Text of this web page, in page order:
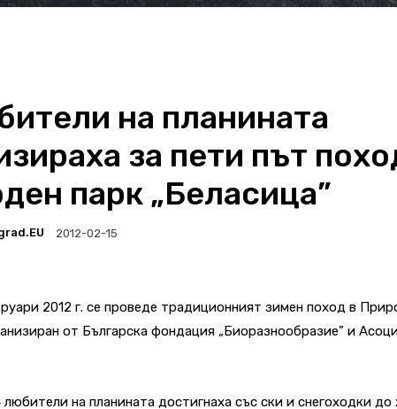
на планината
за пети път
парк „Беласица”
2012-02-15
2012 г. се проведе традиционният зимен поход в
от Българска фондация „Биоразнообразие” и
на планината достигнаха със ски и снегоходки